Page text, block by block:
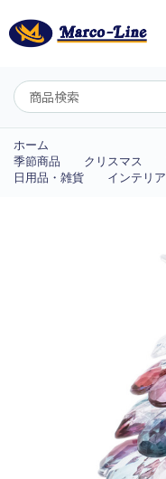
ホーム
季節商品
クリスマス
日用品・雑貨
インテリ
ようこそ
北海道・沖縄のお客様には一部送